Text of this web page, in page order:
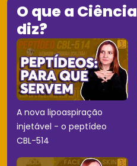
O que a Ciência
diz?
A nova lipoaspiração
injetável - o peptídeo
CBL-514